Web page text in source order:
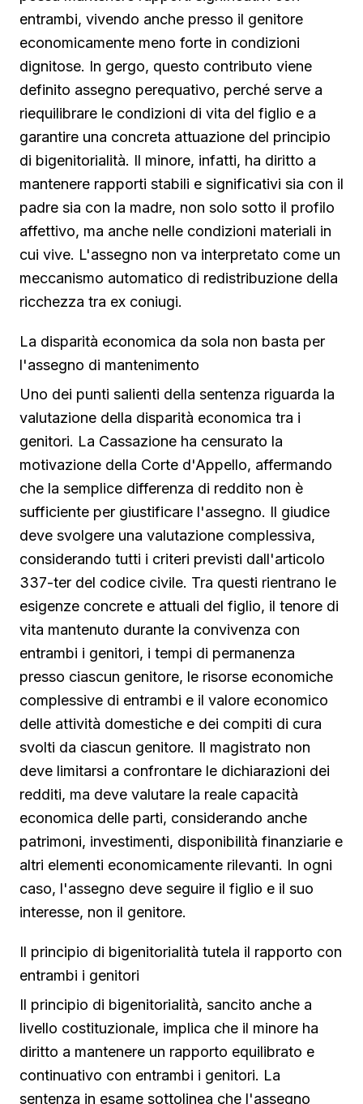
entrambi, vivendo anche presso il genitore
economicamente meno forte in condizioni
dignitose. In gergo, questo contributo viene
definito assegno perequativo, perché serve a
riequilibrare le condizioni di vita del figlio e a
garantire una concreta attuazione del principio
di bigenitorialità. Il minore, infatti, ha diritto a
mantenere rapporti stabili e significativi sia con il
padre sia con la madre, non solo sotto il profilo
affettivo, ma anche nelle condizioni materiali in
cui vive. L'assegno non va interpretato come un
meccanismo automatico di redistribuzione della
ricchezza tra ex coniugi.
La disparità economica da sola non basta per
l'assegno di mantenimento
Uno dei punti salienti della sentenza riguarda la
valutazione della disparità economica tra i
genitori. La Cassazione ha censurato la
motivazione della Corte d'Appello, affermando
che la semplice differenza di reddito non è
sufficiente per giustificare l'assegno. Il giudice
deve svolgere una valutazione complessiva,
considerando tutti i criteri previsti dall'articolo
337-ter del codice civile. Tra questi rientrano le
esigenze concrete e attuali del figlio, il tenore di
vita mantenuto durante la convivenza con
entrambi i genitori, i tempi di permanenza
presso ciascun genitore, le risorse economiche
complessive di entrambi e il valore economico
delle attività domestiche e dei compiti di cura
svolti da ciascun genitore. Il magistrato non
deve limitarsi a confrontare le dichiarazioni dei
redditi, ma deve valutare la reale capacità
economica delle parti, considerando anche
patrimoni, investimenti, disponibilità finanziarie e
altri elementi economicamente rilevanti. In ogni
caso, l'assegno deve seguire il figlio e il suo
interesse, non il genitore.
Il principio di bigenitorialità tutela il rapporto con
entrambi i genitori
Il principio di bigenitorialità, sancito anche a
livello costituzionale, implica che il minore ha
diritto a mantenere un rapporto equilibrato e
continuativo con entrambi i genitori. La
sentenza in esame sottolinea che l'assegno